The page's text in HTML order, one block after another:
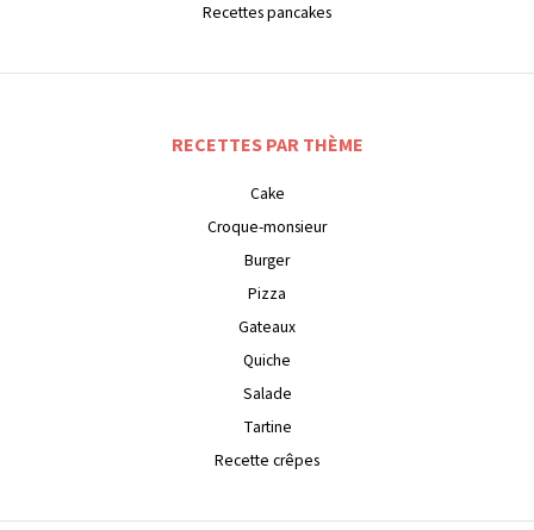
Recettes pancakes
RECETTES PAR THÈME
Cake
Croque-monsieur
Burger
Pizza
Gateaux
Quiche
Salade
Tartine
Recette crêpes